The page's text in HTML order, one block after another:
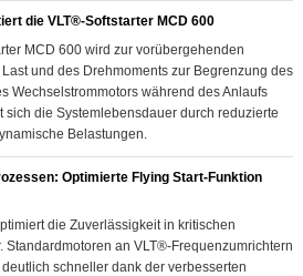
die VLT®-Softstarter MCD 600
MCD 600 wird zur vorübergehenden
und des Drehmoments zur Begrenzung des
Wechselstrommotors während des Anlaufs
die Systemlebensdauer durch reduzierte
Belastungen.
Optimierte Flying Start-Funktion
die Zuverlässigkeit in kritischen
Standardmotoren an VLT®-Frequenzumrichtern
schneller dank der verbesserten